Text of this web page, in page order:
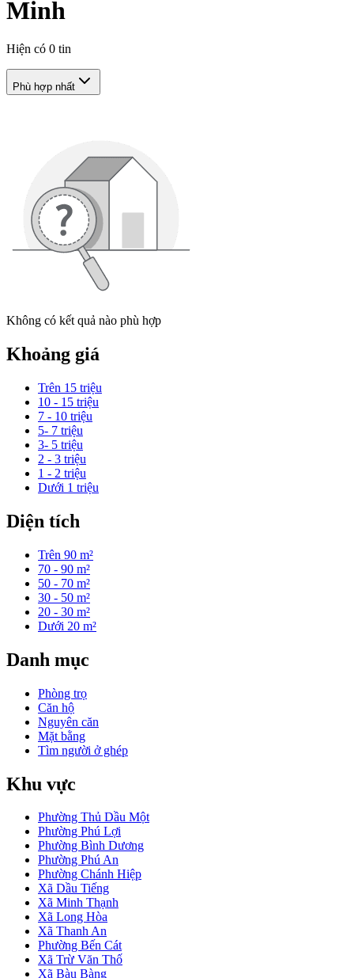
Minh
Hiện có 0 tin
Phù hợp nhất
Không có kết quả nào phù hợp
Khoảng giá
Trên 15 triệu
10 - 15 triệu
7 - 10 triệu
5- 7 triệu
3- 5 triệu
2 - 3 triệu
1 - 2 triệu
Dưới 1 triệu
Diện tích
Trên 90 m²
70 - 90 m²
50 - 70 m²
30 - 50 m²
20 - 30 m²
Dưới 20 m²
Danh mục
Phòng trọ
Căn hộ
Nguyên căn
Mặt bằng
Tìm người ở ghép
Khu vực
Phường Thủ Dầu Một
Phường Phú Lợi
Phường Bình Dương
Phường Phú An
Phường Chánh Hiệp
Xã Dầu Tiếng
Xã Minh Thạnh
Xã Long Hòa
Xã Thanh An
Phường Bến Cát
Xã Trừ Văn Thố
Xã Bàu Bàng